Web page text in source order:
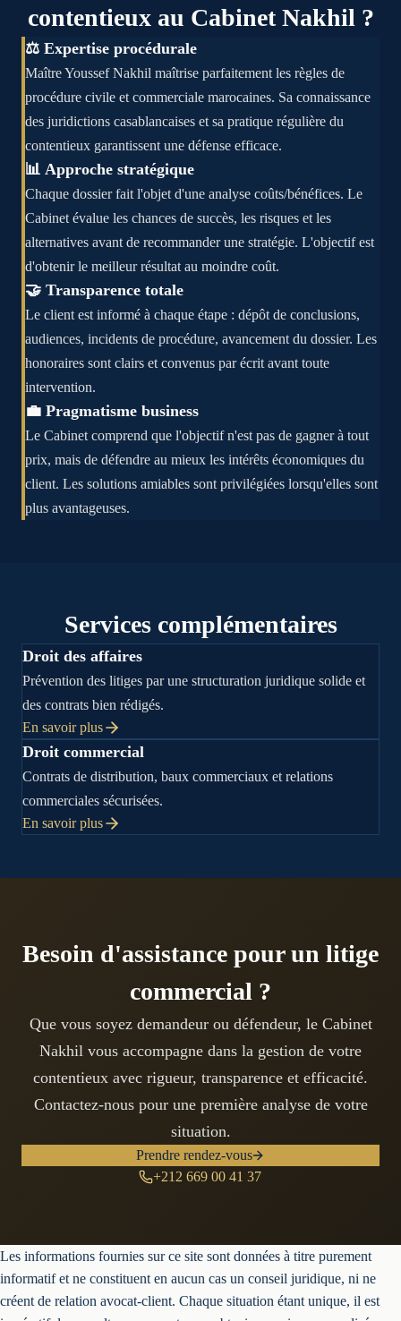
contentieux au Cabinet Nakhil ?
⚖️ Expertise procédurale
Maître Youssef Nakhil maîtrise parfaitement les règles de
procédure civile et commerciale marocaines. Sa connaissance
des juridictions casablancaises et sa pratique régulière du
contentieux garantissent une défense efficace.
📊 Approche stratégique
Chaque dossier fait l'objet d'une analyse coûts/bénéfices. Le
Cabinet évalue les chances de succès, les risques et les
alternatives avant de recommander une stratégie. L'objectif est
d'obtenir le meilleur résultat au moindre coût.
🤝 Transparence totale
Le client est informé à chaque étape : dépôt de conclusions,
audiences, incidents de procédure, avancement du dossier. Les
honoraires sont clairs et convenus par écrit avant toute
intervention.
💼 Pragmatisme business
Le Cabinet comprend que l'objectif n'est pas de gagner à tout
prix, mais de défendre au mieux les intérêts économiques du
client. Les solutions amiables sont privilégiées lorsqu'elles sont
plus avantageuses.
Services complémentaires
Droit des affaires
Prévention des litiges par une structuration juridique solide et
des contrats bien rédigés.
En savoir plus
Droit commercial
Contrats de distribution, baux commerciaux et relations
commerciales sécurisées.
En savoir plus
Besoin d'assistance pour un litige
commercial ?
Que vous soyez demandeur ou défendeur, le Cabinet
Nakhil vous accompagne dans la gestion de votre
contentieux avec rigueur, transparence et efficacité.
Contactez-nous pour une première analyse de votre
situation.
Prendre rendez-vous
+212 669 00 41 37
Les informations fournies sur ce site sont données à titre purement
informatif et ne constituent en aucun cas un conseil juridique, ni ne
créent de relation avocat-client. Chaque situation étant unique, il est